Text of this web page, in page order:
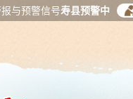
与预警信号寿县预警中